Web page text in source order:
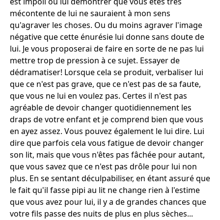
mécontente de lui ne sauraient à mon sens
qu'agraver les choses. Ou du moins agraver l'image
négative que cette énurésie lui donne sans doute de
lui. Je vous proposerai de faire en sorte de ne pas lui
mettre trop de pression à ce sujet. Essayer de
dédramatiser! Lorsque cela se produit, verbaliser lui
que ce n'est pas grave, que ce n'est pas de sa faute,
que vous ne lui en voulez pas. Certes il n'est pas
agréable de devoir changer quotidiennement les
draps de votre enfant et je comprend bien que vous
en ayez assez. Vous pouvez également le lui dire. Lui
dire que parfois cela vous fatigue de devoir changer
son lit, mais que vous n'êtes pas fâchée pour autant,
que vous savez que ce n'est pas drôle pour lui non
plus. En se sentant déculpabiliser, en étant assuré que
le fait qu'il fasse pipi au lit ne change rien à l'estime
que vous avez pour lui, il y a de grandes chances que
votre fils passe des nuits de plus en plus sèches...